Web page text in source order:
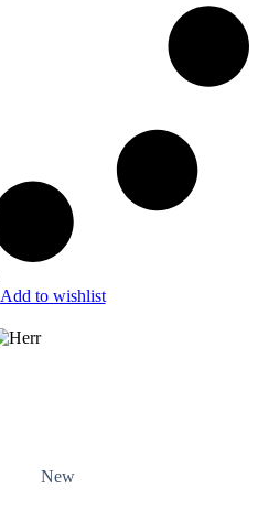
Add to wishlist
New